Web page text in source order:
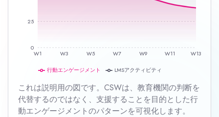
W1 W3 W5 W7 W9 W11 W13
0
25
行動エンゲージメント LMSアクティビティ
これは説明用の図です。CSWは、教育機関の判断を
代替するのではなく、支援することを目的とした行
動エンゲージメントのパターンを可視化します。